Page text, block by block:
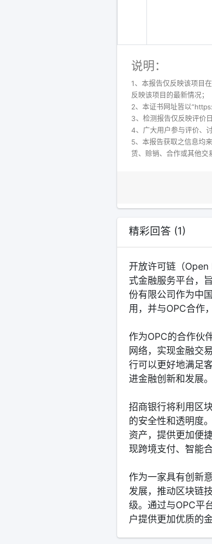
说明：
1、本报告仅反映该项目
反映该项目的最新情况；
2、本证书网址皆以
3、检测报告仅反映评价
4、广大用户参与评价、
5、本报告获取之信息均
赁、赊销、合作或其他交
精彩回答 (1)
开放许可链（
式金融服务平台，
份有限公司作为中
用，并与OPC合作
作为OPC的合作伙
网络，实现金融交
行可以更好地满足
进金融创新和发展。
招商银行将利用区
的安全性和透明度
资产，提供更加便
现跨境支付、智能
作为一家具有创新
发展，推动区块链
级。通过与OPC平
户提供更加优质的